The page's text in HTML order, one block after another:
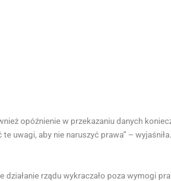
opóźnienie w przekazaniu danych
uwagi, aby nie naruszyć prawa” –
działanie rządu wykraczało poza wymogi